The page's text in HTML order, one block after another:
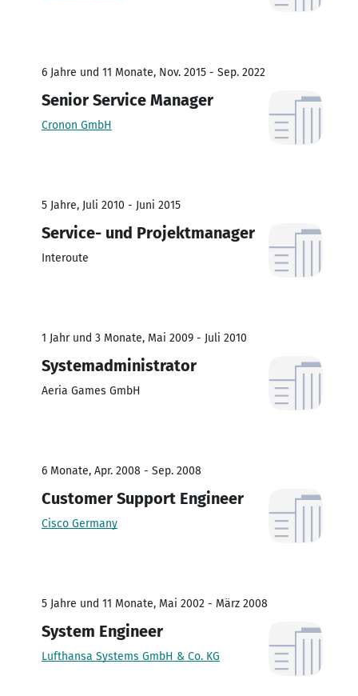
6 Jahre und 11 Monate, Nov. 2015 - Sep. 2022
Senior Service Manager
Cronon GmbH
5 Jahre, Juli 2010 - Juni 2015
Service- und Projektmanager
Interoute
1 Jahr und 3 Monate, Mai 2009 - Juli 2010
Systemadministrator
Aeria Games GmbH
6 Monate, Apr. 2008 - Sep. 2008
Customer Support Engineer
Cisco Germany
5 Jahre und 11 Monate, Mai 2002 - März 2008
System Engineer
Lufthansa Systems GmbH & Co. KG